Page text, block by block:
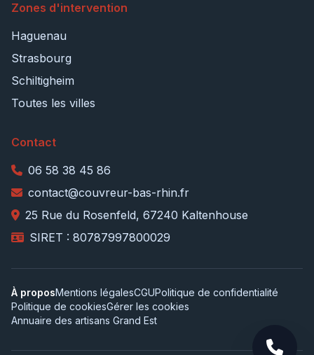
Zones d'intervention
Haguenau
Strasbourg
Schiltigheim
Toutes les villes
Contact
06 58 38 45 86
contact@couvreur-bas-rhin.fr
25 Rue du Rosenfeld, 67240 Kaltenhouse
SIRET : 80787997800029
À proposMentions légalesCGUPolitique de confidentialité
Politique de cookiesGérer les cookies
Annuaire des artisans Grand Est